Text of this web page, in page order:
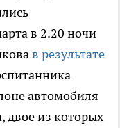
в 2.20 ночи
в результате
автомобиля
двое из которых